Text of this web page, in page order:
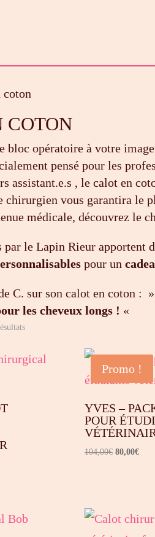
coton
COTON
bloc opératoire à votre
pensé pour les
assistant.e.s , le calot en
chirurgien vous garantira le
médicale, découvrez le
le Lapin Rieur apportent
pour un
C. sur son calot en coton :
les cheveux longs ! «
Trié
plus
Promo !
YVES –
POUR
104,00€ Le
80,00€Le